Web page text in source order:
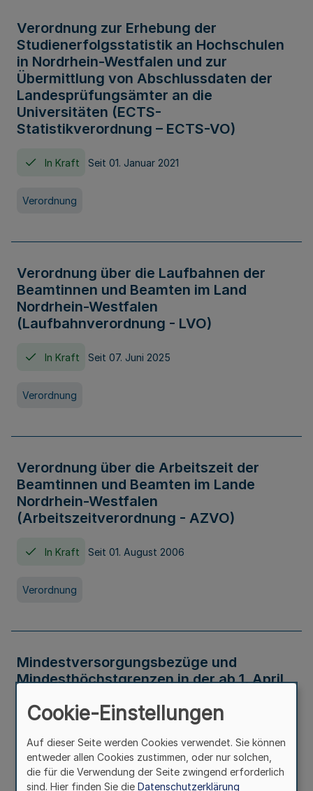
Verordnung zur Erhebung der
Studienerfolgsstatistik an Hochschulen
in Nordrhein-Westfalen und zur
Übermittlung von Abschlussdaten der
Landesprüfungsämter an die
Universitäten (ECTS-
Statistikverordnung – ECTS-VO)
In Kraft Seit 01. Januar 2021
Verordnung
Verordnung über die Laufbahnen der
Beamtinnen und Beamten im Land
Nordrhein-Westfalen
(Laufbahnverordnung - LVO)
In Kraft Seit 07. Juni 2025
Verordnung
Verordnung über die Arbeitszeit der
Beamtinnen und Beamten im Lande
Nordrhein-Westfalen
(Arbeitszeitverordnung - AZVO)
In Kraft Seit 01. August 2006
Verordnung
Mindestversorgungsbezüge und
Mindesthöchstgrenzen in der ab 1. April
Verwaltungsvorschrift
Cookie-Einstellungen
Auf dieser Seite werden Cookies verwendet. Sie können
entweder allen Cookies zustimmen, oder nur solchen,
die für die Verwendung der Seite zwingend erforderlich
sind. Hier finden Sie die Datenschutzerklärung